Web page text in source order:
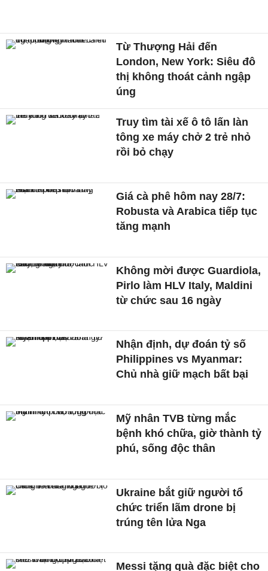
Từ Thượng Hải đến
London, New York: Siêu đô
thị không thoát cảnh ngập
úng
Truy tìm tài xế ô tô lấn làn
tông xe máy chở 2 trẻ nhỏ
rồi bỏ chạy
Giá cà phê hôm nay 28/7:
Robusta và Arabica tiếp tục
tăng mạnh
Không mời được Guardiola,
Pirlo làm HLV Italy, Maldini
từ chức sau 16 ngày
Nhận định, dự đoán tỷ số
Philippines vs Myanmar:
Chủ nhà giữ mạch bất bại
Mỹ nhân TVB từng mắc
bệnh khó chữa, giờ thành tỷ
phú, sống độc thân
Ukraine bắt giữ người tổ
chức triển lãm drone bị
trúng tên lửa Nga
Messi tặng quà đặc biệt cho